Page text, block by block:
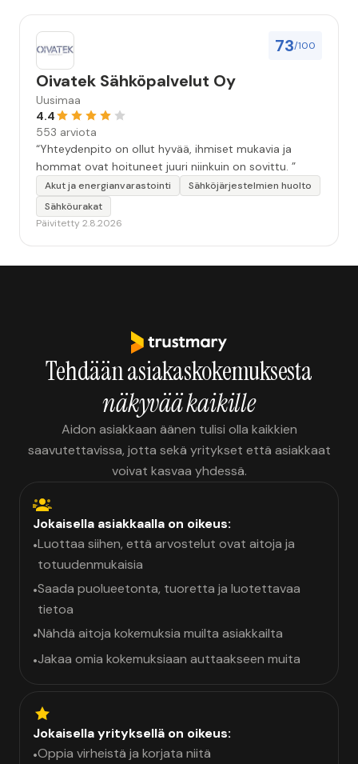
73/100
Oivatek Sähköpalvelut Oy
Uusimaa
4.4
553 arviota
“Yhteydenpito on ollut hyvää, ihmiset mukavia ja
hommat ovat hoituneet juuri niinkuin on sovittu. ”
Akut ja energianvarastointi
Sähköjärjestelmien huolto
Sähköurakat
Päivitetty 2.8.2026
Tehdään asiakaskokemuksesta
näkyvää kaikille
Aidon asiakkaan äänen tulisi olla kaikkien
saavutettavissa, jotta sekä yritykset että asiakkaat
voivat kasvaa yhdessä.
Jokaisella asiakkaalla on oikeus:
•Luottaa siihen, että arvostelut ovat aitoja ja
totuudenmukaisia
•Saada puolueetonta, tuoretta ja luotettavaa
tietoa
•Nähdä aitoja kokemuksia muilta asiakkailta
•Jakaa omia kokemuksiaan auttaakseen muita
Jokaisella yrityksellä on oikeus:
•Oppia virheistä ja korjata niitä